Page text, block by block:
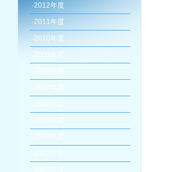
·2012年度
·2011年度
·2010年度
2009年度